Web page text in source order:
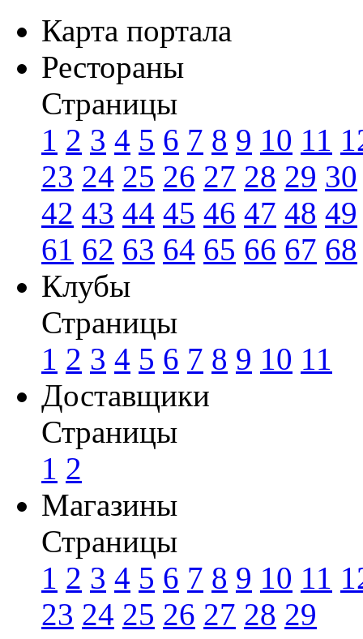
Карта портала
Рестораны
Страницы
1 2 3 4 5 6 7 8 9 10 11
23 24 25 26 27 28 29 30
42 43 44 45 46 47 48 49
61 62 63 64 65 66 67 68
Клубы
Страницы
1 2 3 4 5 6 7 8 9 10 11
Доставщики
Страницы
1 2
Магазины
Страницы
1 2 3 4 5 6 7 8 9 10 11
23 24 25 26 27 28 29